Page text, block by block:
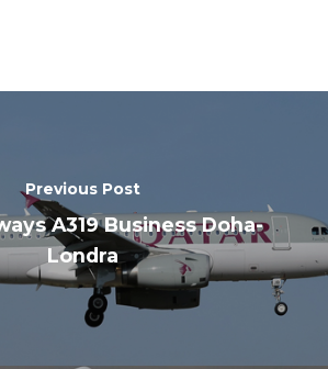
Previous Post
A319 Business Doha-
Londra